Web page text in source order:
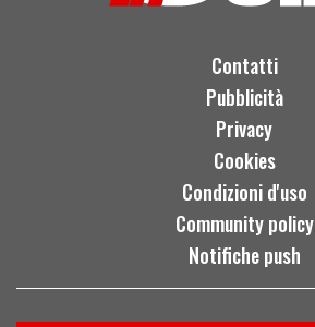
Contatti
Pubblicità
Privacy
Cookies
Condizioni d'uso
Community policy
Notifiche push